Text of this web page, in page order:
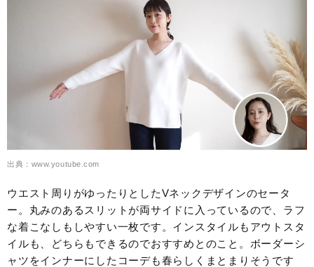
出典：www.youtube.com
ウエスト周りがゆったりとしたVネックデザインのセータ
ー。丸みのあるスリットが両サイドに入っているので、ラフ
な着こなしもしやすい一枚です。インスタイルもアウトスタ
イルも、どちらもできるのでおすすめとのこと。ボーダーシ
ャツをインナーにしたコーデも春らしくまとまりそうです